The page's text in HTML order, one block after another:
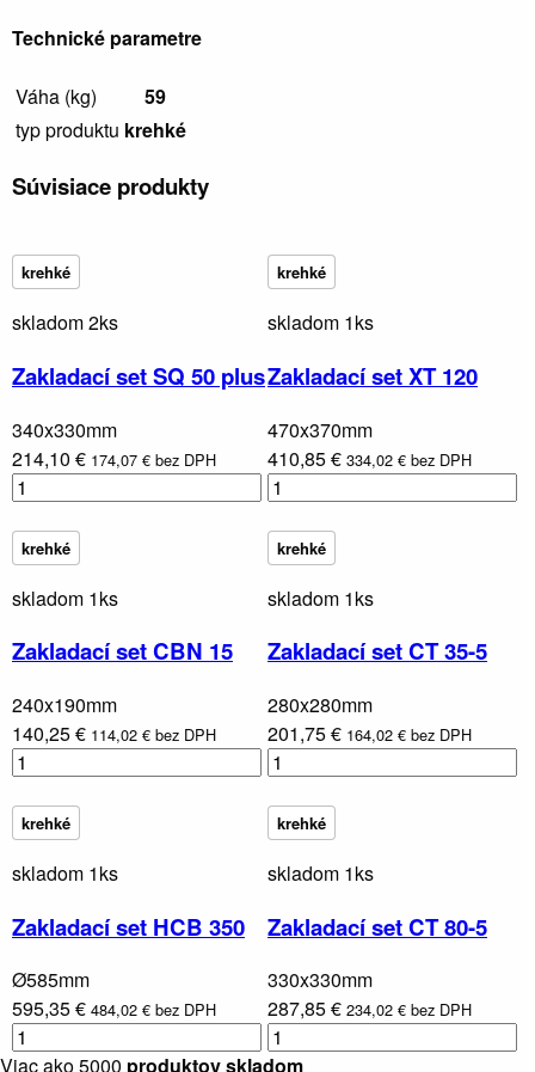
Technické parametre
Váha (kg)
59
typ produktu krehké
Súvisiace produkty
krehké
skladom 2ks
Zakladací set SQ 50 plus
340x330mm
214,10 € 174,07 € bez DPH
krehké
skladom 1ks
Zakladací set XT 120
470x370mm
410,85 € 334,02 € bez DPH
krehké
skladom 1ks
Zakladací set CBN 15
240x190mm
140,25 € 114,02 € bez DPH
krehké
skladom 1ks
Zakladací set CT 35-5
280x280mm
201,75 € 164,02 € bez DPH
krehké
skladom 1ks
Zakladací set HCB 350
Ø585mm
595,35 € 484,02 € bez DPH
krehké
skladom 1ks
Zakladací set CT 80-5
330x330mm
287,85 € 234,02 € bez DPH
Viac ako 5000 produktov skladom